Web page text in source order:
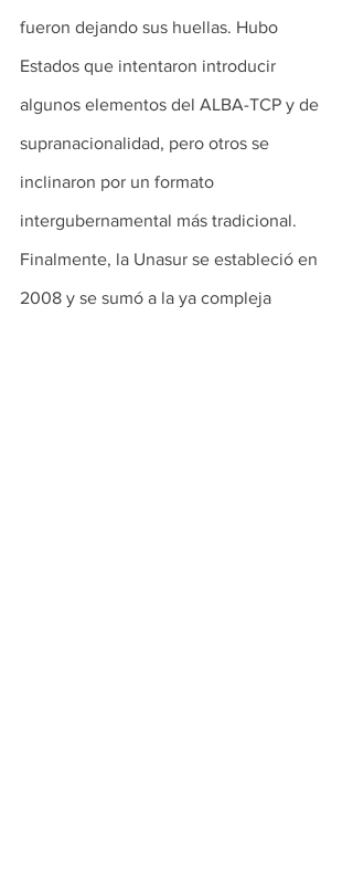
fueron dejando sus huellas. Hubo
Estados que intentaron introducir
algunos elementos del ALBA-TCP y de
supranacionalidad, pero otros se
inclinaron por un formato
intergubernamental más tradicional.
Finalmente, la Unasur se estableció en
2008 y se sumó a la ya compleja